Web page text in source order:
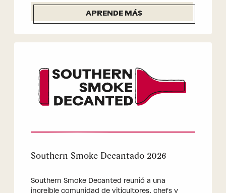
APRENDE MÁS
Southern Smoke Decantado 2026
Southern Smoke Decanted reunió a una
increíble comunidad de viticultores, chefs y